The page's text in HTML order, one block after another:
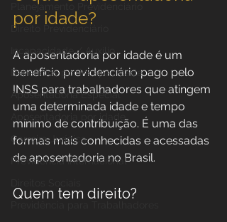
Planejamento Previdenciário
Direito Previdenciário
Incapacidade / Auxílio
Benefícios por incapacidade
Aposentadoria Especial
Aposentadoria por idade
Carreira Jurídica
Previdência Internacional
por idade?
A aposentadoria por idade é um
benefício previdenciário pago pelo
INSS para trabalhadores que atingem
uma determinada idade e tempo
mínimo de contribuição. É uma das
formas mais conhecidas e acessadas
de aposentadoria no Brasil.
Quem tem direito?